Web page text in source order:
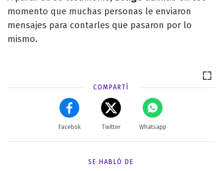
momento que muchas personas le enviaron
mensajes para contarles que pasaron por lo
mismo.
COMPARTÍ
Facebok Twitter Whatsapp
SE HABLÓ DE